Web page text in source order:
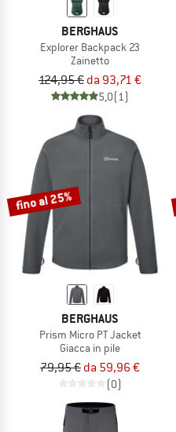
BERGHAUS
Explorer Backpack 23
Zainetto
124,95 € da 93,71 €
5,0(1)
fino al 25%
BERGHAUS
Prism Micro PT Jacket
Giacca in pile
79,95 € da 59,96 €
(0)